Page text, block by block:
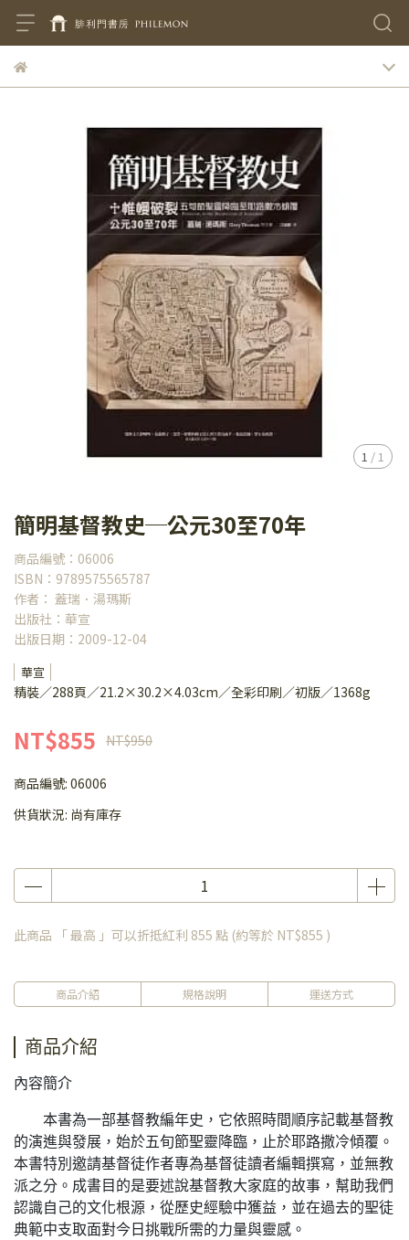
1 / 1
簡明基督教史─公元30至70年
商品編號：06006
ISBN：9789575565787
作者： 蓋瑞．湯瑪斯
出版社：華宣
出版日期：2009-12-04
華宣
精裝／288頁／21.2×30.2×4.03cm／全彩印刷／初版／1368g
NT$855 NT$950
商品編號: 06006
供貨狀況: 尚有庫存
此商品 「 最高 」可以折抵紅利 855 點 (約等於 NT$855 )
商品介紹 規格說明 運送方式
商品介紹
內容簡介
本書為一部基督教編年史，它依照時間順序記載基督教
的演進與發展，始於五旬節聖靈降臨，止於耶路撒冷傾覆。
本書特別邀請基督徒作者專為基督徒讀者編輯撰寫，並無教
派之分。成書目的是要述說基督教大家庭的故事，幫助我們
認識自己的文化根源，從歷史經驗中獲益，並在過去的聖徒
典範中支取面對今日挑戰所需的力量與靈感。